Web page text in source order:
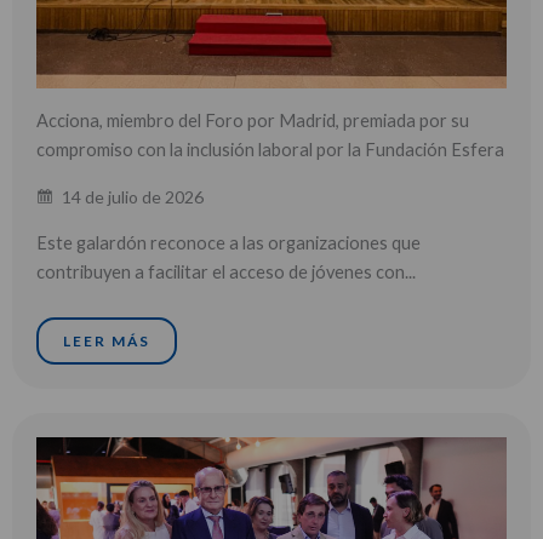
Acciona, miembro del Foro por Madrid, premiada por su
compromiso con la inclusión laboral por la Fundación Esfera
14 de julio de 2026
Este galardón reconoce a las organizaciones que
contribuyen a facilitar el acceso de jóvenes con...
LEER MÁS